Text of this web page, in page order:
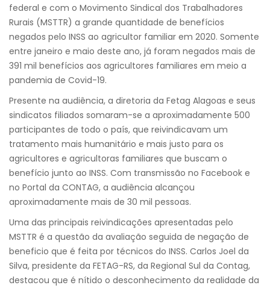
federal e com o Movimento Sindical dos Trabalhadores
Rurais (MSTTR) a grande quantidade de benefícios
negados pelo INSS ao agricultor familiar em 2020. Somente
entre janeiro e maio deste ano, já foram negados mais de
391 mil benefícios aos agricultores familiares em meio a
pandemia de Covid-19.
Presente na audiência, a diretoria da Fetag Alagoas e seus
sindicatos filiados somaram-se a aproximadamente 500
participantes de todo o país, que reivindicavam um
tratamento mais humanitário e mais justo para os
agricultores e agricultoras familiares que buscam o
benefício junto ao INSS. Com transmissão no Facebook e
no Portal da CONTAG, a audiência alcançou
aproximadamente mais de 30 mil pessoas.
Uma das principais reivindicações apresentadas pelo
MSTTR é a questão da avaliação seguida de negação de
beneficio que é feita por técnicos do INSS. Carlos Joel da
Silva, presidente da FETAG-RS, da Regional Sul da Contag,
destacou que é nítido o desconhecimento da realidade da